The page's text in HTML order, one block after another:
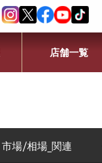
店舗一覧
市場/相場_関連